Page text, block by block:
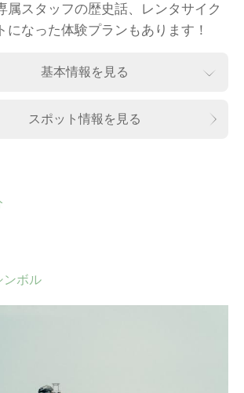
属スタッフの歴史話、レンタサイク
になった体験プランもあります！
基本情報を見る
スポット情報を見る
ンボル